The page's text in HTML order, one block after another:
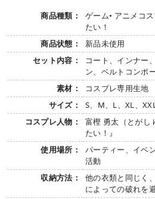
商品種類：
ゲーム• アニメコ
たい！
商品状態：
新品未使用
セット内容：
コート、インナー
ン、ベルトコンポ
素材：
コスプレ専用生地
サイズ：
S、M、L、XL、
コスプレ人物：
富樫 勇太（とがし
たい！』
使用場所：
パーティー、イベ
活動
収納方法：
他の衣類と同じく
によっての破れを